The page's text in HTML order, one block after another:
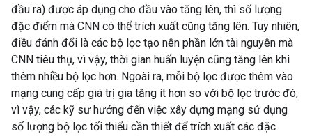
đầu ra) được áp dụng cho đầu vào tăng lên, thì số lượng
đặc điểm mà CNN có thể trích xuất cũng tăng lên. Tuy nhiên,
điều đánh đổi là các bộ lọc tạo nên phần lớn tài nguyên mà
CNN tiêu thụ, vì vậy, thời gian huấn luyện cũng tăng lên khi
thêm nhiều bộ lọc hơn. Ngoài ra, mỗi bộ lọc được thêm vào
mạng cung cấp giá trị gia tăng ít hơn so với bộ lọc trước đó,
vì vậy, các kỹ sư hướng đến việc xây dựng mạng sử dụng
số lượng bộ lọc tối thiểu cần thiết để trích xuất các đặc